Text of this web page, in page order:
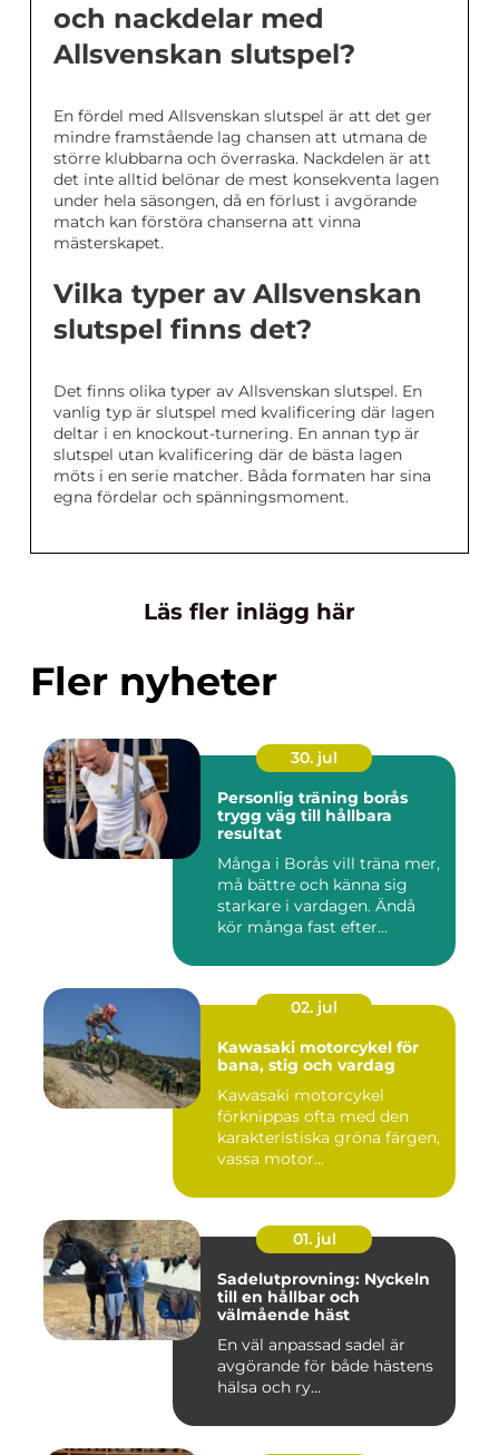
och nackdelar med
Allsvenskan slutspel?
En fördel med Allsvenskan slutspel är att det ger
mindre framstående lag chansen att utmana de
större klubbarna och överraska. Nackdelen är att
det inte alltid belönar de mest konsekventa lagen
under hela säsongen, då en förlust i avgörande
match kan förstöra chanserna att vinna
mästerskapet.
Vilka typer av Allsvenskan
slutspel finns det?
Det finns olika typer av Allsvenskan slutspel. En
vanlig typ är slutspel med kvalificering där lagen
deltar i en knockout-turnering. En annan typ är
slutspel utan kvalificering där de bästa lagen
möts i en serie matcher. Båda formaten har sina
egna fördelar och spänningsmoment.
Läs fler inlägg här
Fler nyheter
30. jul
Personlig träning borås
trygg väg till hållbara
resultat
Många i Borås vill träna mer,
må bättre och känna sig
starkare i vardagen. Ändå
kör många fast efter...
02. jul
Kawasaki motorcykel för
bana, stig och vardag
Kawasaki motorcykel
förknippas ofta med den
karakteristiska gröna färgen,
vassa motor...
01. jul
Sadelutprovning: Nyckeln
till en hållbar och
välmående häst
En väl anpassad sadel är
avgörande för både hästens
hälsa och ry...